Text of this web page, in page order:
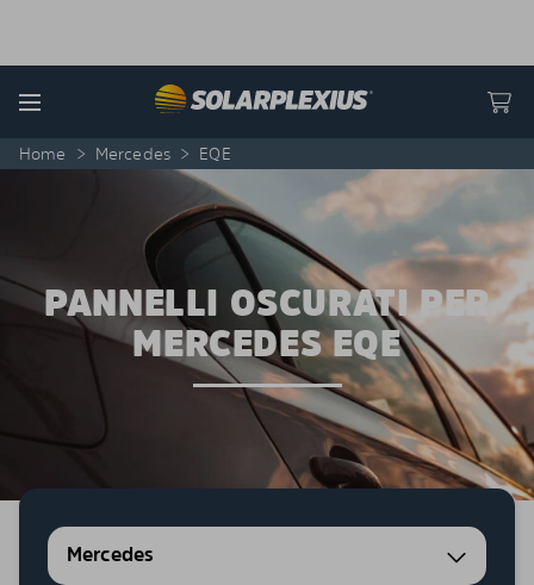
Menu
Home > Mercedes > EQE
PANNELLI OSCURATI PER
MERCEDES EQE
Mercedes